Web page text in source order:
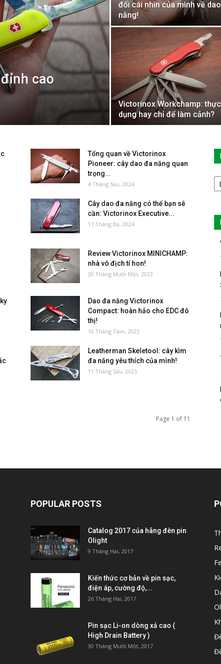
cao
đổi cái nhìn của mình về
năng!
Victorinox Workchamp: thực
dụng hay chỉ để làm cảnh?
Tổng quan về Victorinox
Pioneer: cây dao đa năng quan
trọng...
4 Tháng Sáu, 2024
Cây dao đa năng có thể bạn sẽ
cần: Victorinox Executive...
17 Tháng Ba, 2024
Review Victorinox MINICHAMP:
nhà vô địch tí hon!
30 Tháng Mười Một, 2023
Dao đa năng Victorinox
Compact: hoàn hảo cho EDC đô
thị!
10 Tháng Tám, 2023
Leatherman Skeletool: cây kìm
đa năng yêu thích của mình!
11 Tháng Sáu, 2023
Page 1 of 11
POPULAR POSTS
Catalog 2017 của hãng đèn pin
Olight
9 Tháng Hai, 2017
Kiến thức cơ bản về pin sạc,
điện áp, cường độ,...
26 Tháng Hai, 2017
Pin sạc Li-on dòng xả cao (
High Drain Battery )
30 Tháng Mười Một, 2017